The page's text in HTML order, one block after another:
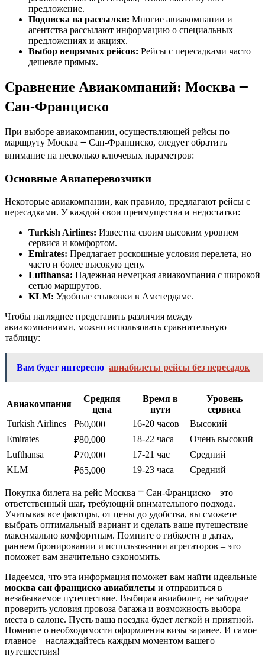
предложение.
Подписка на рассылки: Многие авиакомпании и
агентства рассылают информацию о специальных
предложениях и акциях.
Выбор непрямых рейсов: Рейсы с пересадками часто
дешевле прямых.
Сравнение Авиакомпаний: Москва ౼
Сан-Франциско
При выборе авиакомпании, осуществляющей рейсы по
маршруту Москва ౼ Сан-Франциско, следует обратить
внимание на несколько ключевых параметров:
Основные Авиаперевозчики
Некоторые авиакомпании, как правило, предлагают рейсы с
пересадками. У каждой свои преимущества и недостатки:
Turkish Airlines: Известна своим высоким уровнем
сервиса и комфортом.
Emirates: Предлагает роскошные условия перелета, но
часто и более высокую цену.
Lufthansa: Надежная немецкая авиакомпания с широкой
сетью маршрутов.
KLM: Удобные стыковки в Амстердаме.
Чтобы нагляднее представить различия между
авиакомпаниями, можно использовать сравнительную
таблицу:
Вам будет интересно авиабилеты рейсы без пересадок
Авиакомпания
Средняя
цена
Время в
пути
Уровень
сервиса
Turkish Airlines
₽60,000 16-20 часов
Высокий
Emirates
₽80,000 18-22 часа
Очень высокий
Lufthansa
₽70,000 17-21 час
Средний
KLM
₽65,000 19-23 часа Средний
Покупка билета на рейс Москва ⎻ Сан-Франциско – это
ответственный шаг, требующий внимательного подхода.
Учитывая все факторы, от цены до удобства, вы сможете
выбрать оптимальный вариант и сделать ваше путешествие
максимально комфортным. Помните о гибкости в датах,
раннем бронировании и использовании агрегаторов – это
поможет вам значительно сэкономить.
Надеемся, что эта информация поможет вам найти идеальные
москва сан франциско авиабилеты и отправиться в
незабываемое путешествие. Выбирая авиабилет, не забудьте
проверить условия провоза багажа и возможность выбора
места в салоне. Пусть ваша поездка будет легкой и приятной.
Помните о необходимости оформления визы заранее. И самое
главное – наслаждайтесь каждым моментом вашего
путешествия!